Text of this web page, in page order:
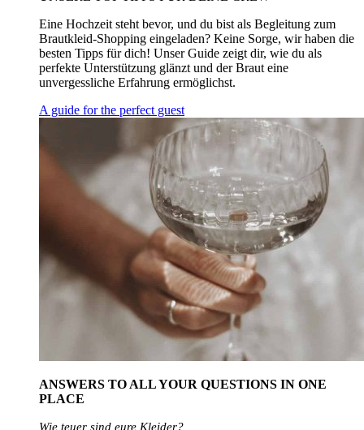
Eine Hochzeit steht bevor, und du bist als Begleitung zum
Brautkleid-Shopping eingeladen? Keine Sorge, wir haben die
besten Tipps für dich! Unser Guide zeigt dir, wie du als
perfekte Unterstützung glänzt und der Braut eine
unvergessliche Erfahrung ermöglichst.
A guide for the perfect guest
ANSWERS TO ALLYOUR QUESTIONS IN ONE
PLACE
Wie teuer sind eure Kleider?